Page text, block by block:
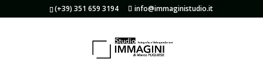
(+39) 351 659 3194 info@immaginistudio.it